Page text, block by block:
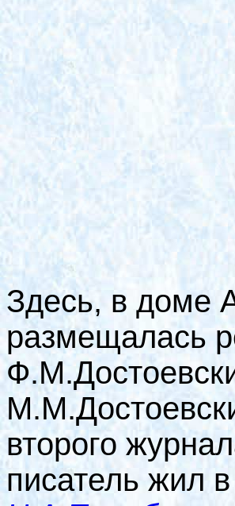
Здесь, в доме
размещалась
второго
писатель жил